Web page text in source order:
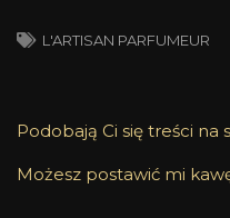
L'ARTISAN PARFUMEUR
Podobają Ci się treści na
Możesz postawić mi